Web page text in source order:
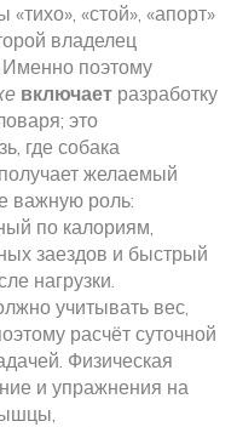
«стой», «апорт»
владелец
Именно поэтому
включает разработку
это
где собака
желаемый
важную роль:
по калориям,
заездов и быстрый
нагрузки.
учитывать вес,
расчёт суточной
Физическая
и упражнения на